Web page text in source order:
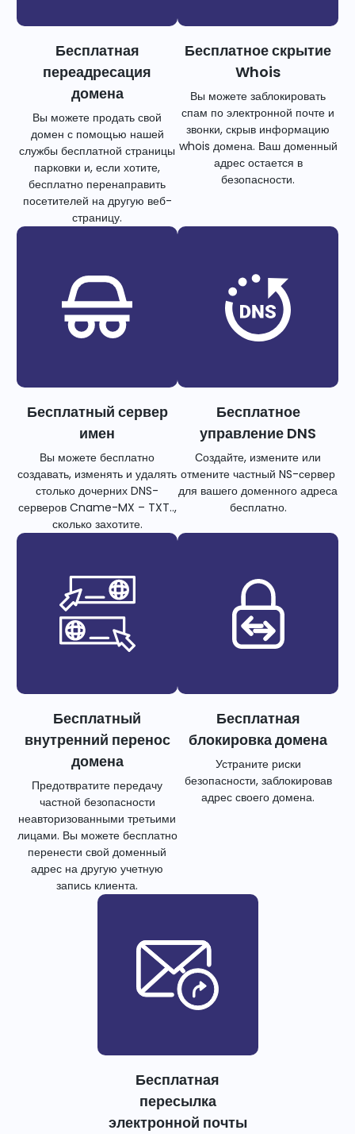
Бесплатная
переадресация
домена
Вы можете продать свой
домен с помощью нашей
службы бесплатной страницы
парковки и, если хотите,
бесплатно перенаправить
посетителей на другую веб-
страницу.
Бесплатное скрытие
Whois
Вы можете заблокировать
спам по электронной почте и
звонки, скрыв информацию
whois домена. Ваш доменный
адрес остается в
безопасности.
Бесплатный сервер
имен
Вы можете бесплатно
создавать, изменять и удалять
столько дочерних DNS-
серверов Cname-MX – TXT..,
сколько захотите.
Бесплатное
управление DNS
Создайте, измените или
отмените частный NS-сервер
для вашего доменного адреса
бесплатно.
Бесплатный
внутренний перенос
домена
Предотвратите передачу
частной безопасности
неавторизованными третьими
лицами. Вы можете бесплатно
перенести свой доменный
адрес на другую учетную
запись клиента.
Бесплатная
блокировка домена
Устраните риски
безопасности, заблокировав
адрес своего домена.
Бесплатная
пересылка
электронной почты